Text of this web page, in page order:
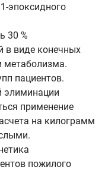
эпоксидного
30 %
в виде конечных
метаболизма.
пациентов.
элиминации
применение
на килограмм
пожилого